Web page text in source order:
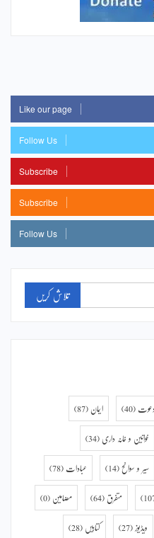
Like our page
Follow Us
Subscribe
Subscribe
Follow Us
(40) ایمان (87)
خواتین و خانہ داری (34)
سیر و سوانح (14) عبادات (78)
متفرق (64) مضامین (0)
ویڈیوز (27) کتابیں (28)